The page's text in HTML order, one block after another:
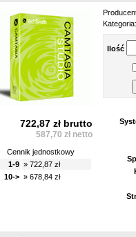
Ilość
722,87 zł brutto
587,70 zł netto
Cennik jednostkowy
1-9 » 722,87 zł
10-> » 678,84 zł